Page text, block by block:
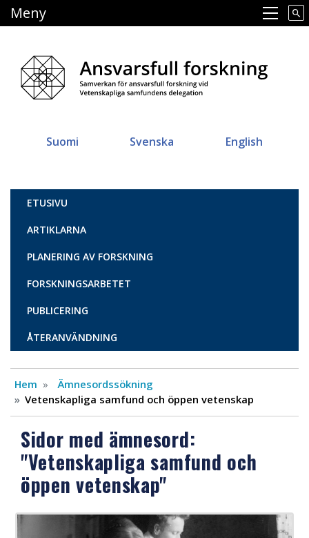
till
Main navigation
Meny
Suomi Svenska English
Vastuullinen tiede
ETUSIVU
ARTIKLARNA
PLANERING AV FORSKNING
FORSKNINGSARBETET
PUBLICERING
ÅTERANVÄNDNING
Hem
Ämnesordssökning
Vetenskapliga samfund och öppen vetenskap
Sidor med ämnesord:
"Vetenskapliga samfund och
öppen vetenskap"